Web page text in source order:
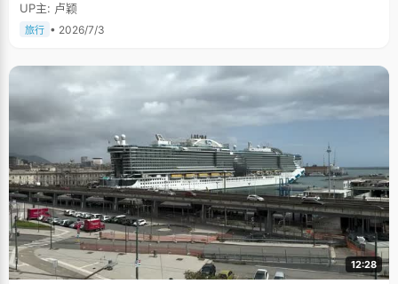
UP主: 卢颖
旅行 • 2026/7/3
12:28